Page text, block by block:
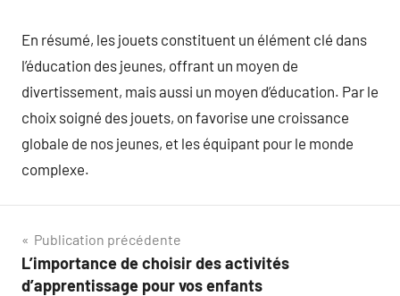
En résumé, les jouets constituent un élément clé dans
l’éducation des jeunes, offrant un moyen de
divertissement, mais aussi un moyen d’éducation. Par le
choix soigné des jouets, on favorise une croissance
globale de nos jeunes, et les équipant pour le monde
complexe.
Navigation
de
Publication précédente
L’importance de choisir des activités
d’apprentissage pour vos enfants